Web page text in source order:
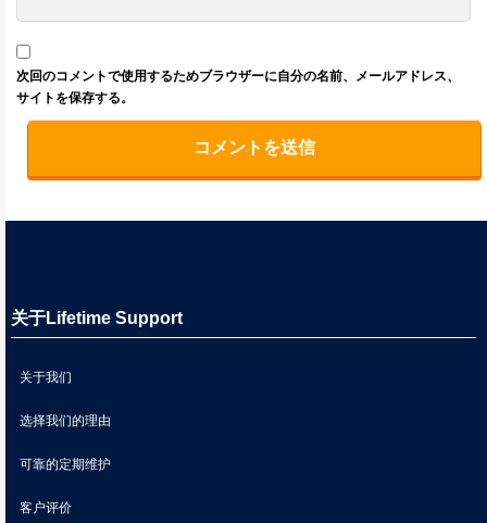
次回のコメントで使用するためブラウザーに自分の名前、メールアドレス、
サイトを保存する。
关于Lifetime Support
关于我们
选择我们的理由
可靠的定期维护
客户评价